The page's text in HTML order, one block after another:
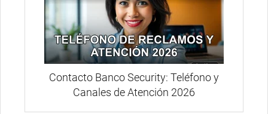
Contacto Banco Security: Teléfono y
Canales de Atención 2026